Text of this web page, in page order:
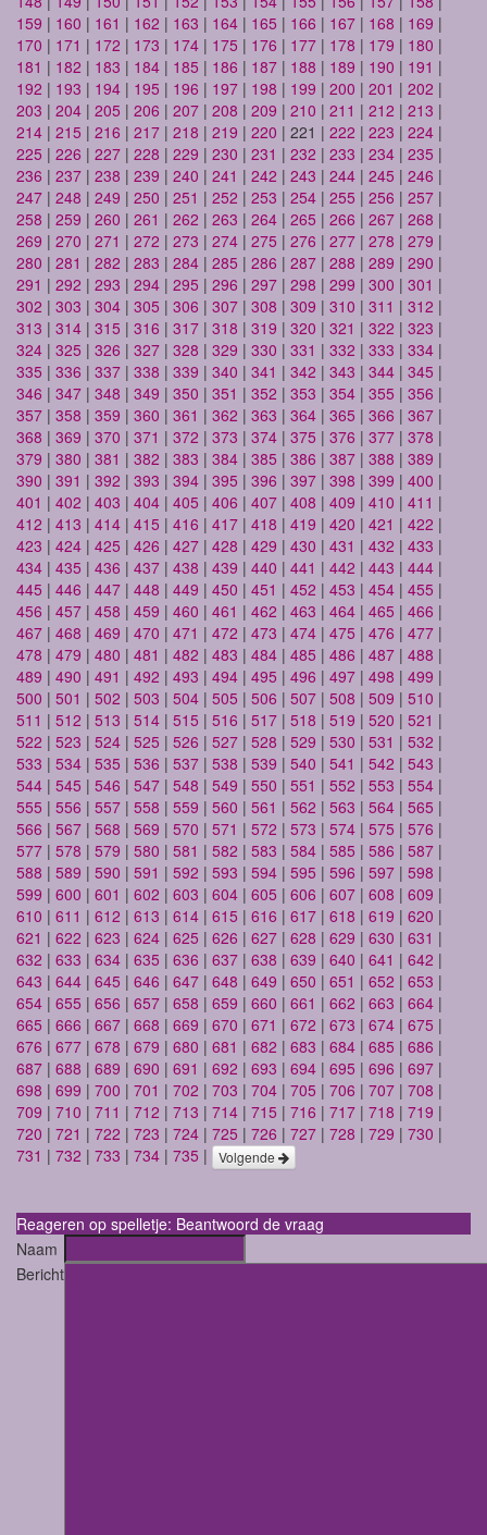
159 | 160 | 161 | 162 | 163 | 164 | 165 | 166 | 167 | 168 | 169 |
170 | 171 | 172 | 173 | 174 | 175 | 176 | 177 | 178 | 179 | 180 |
181 | 182 | 183 | 184 | 185 | 186 | 187 | 188 | 189 | 190 | 191 |
192 | 193 | 194 | 195 | 196 | 197 | 198 | 199 | 200 | 201 | 202 |
203 | 204 | 205 | 206 | 207 | 208 | 209 | 210 | 211 | 212 | 213 |
214 | 215 | 216 | 217 | 218 | 219 | 220 | 221 | 222 | 223 | 224 |
225 | 226 | 227 | 228 | 229 | 230 | 231 | 232 | 233 | 234 | 235 |
236 | 237 | 238 | 239 | 240 | 241 | 242 | 243 | 244 | 245 | 246 |
247 | 248 | 249 | 250 | 251 | 252 | 253 | 254 | 255 | 256 | 257 |
258 | 259 | 260 | 261 | 262 | 263 | 264 | 265 | 266 | 267 | 268 |
269 | 270 | 271 | 272 | 273 | 274 | 275 | 276 | 277 | 278 | 279 |
280 | 281 | 282 | 283 | 284 | 285 | 286 | 287 | 288 | 289 | 290 |
291 | 292 | 293 | 294 | 295 | 296 | 297 | 298 | 299 | 300 | 301 |
302 | 303 | 304 | 305 | 306 | 307 | 308 | 309 | 310 | 311 | 312 |
313 | 314 | 315 | 316 | 317 | 318 | 319 | 320 | 321 | 322 | 323 |
324 | 325 | 326 | 327 | 328 | 329 | 330 | 331 | 332 | 333 | 334 |
335 | 336 | 337 | 338 | 339 | 340 | 341 | 342 | 343 | 344 | 345 |
346 | 347 | 348 | 349 | 350 | 351 | 352 | 353 | 354 | 355 | 356 |
357 | 358 | 359 | 360 | 361 | 362 | 363 | 364 | 365 | 366 | 367 |
368 | 369 | 370 | 371 | 372 | 373 | 374 | 375 | 376 | 377 | 378 |
379 | 380 | 381 | 382 | 383 | 384 | 385 | 386 | 387 | 388 | 389 |
390 | 391 | 392 | 393 | 394 | 395 | 396 | 397 | 398 | 399 | 400 |
401 | 402 | 403 | 404 | 405 | 406 | 407 | 408 | 409 | 410 | 411 |
412 | 413 | 414 | 415 | 416 | 417 | 418 | 419 | 420 | 421 | 422 |
423 | 424 | 425 | 426 | 427 | 428 | 429 | 430 | 431 | 432 | 433 |
434 | 435 | 436 | 437 | 438 | 439 | 440 | 441 | 442 | 443 | 444 |
445 | 446 | 447 | 448 | 449 | 450 | 451 | 452 | 453 | 454 | 455 |
456 | 457 | 458 | 459 | 460 | 461 | 462 | 463 | 464 | 465 | 466 |
467 | 468 | 469 | 470 | 471 | 472 | 473 | 474 | 475 | 476 | 477 |
478 | 479 | 480 | 481 | 482 | 483 | 484 | 485 | 486 | 487 | 488 |
489 | 490 | 491 | 492 | 493 | 494 | 495 | 496 | 497 | 498 | 499 |
500 | 501 | 502 | 503 | 504 | 505 | 506 | 507 | 508 | 509 | 510 |
511 | 512 | 513 | 514 | 515 | 516 | 517 | 518 | 519 | 520 | 521 |
522 | 523 | 524 | 525 | 526 | 527 | 528 | 529 | 530 | 531 | 532 |
533 | 534 | 535 | 536 | 537 | 538 | 539 | 540 | 541 | 542 | 543 |
544 | 545 | 546 | 547 | 548 | 549 | 550 | 551 | 552 | 553 | 554 |
555 | 556 | 557 | 558 | 559 | 560 | 561 | 562 | 563 | 564 | 565 |
566 | 567 | 568 | 569 | 570 | 571 | 572 | 573 | 574 | 575 | 576 |
577 | 578 | 579 | 580 | 581 | 582 | 583 | 584 | 585 | 586 | 587 |
588 | 589 | 590 | 591 | 592 | 593 | 594 | 595 | 596 | 597 | 598 |
599 | 600 | 601 | 602 | 603 | 604 | 605 | 606 | 607 | 608 | 609 |
610 | 611 | 612 | 613 | 614 | 615 | 616 | 617 | 618 | 619 | 620 |
621 | 622 | 623 | 624 | 625 | 626 | 627 | 628 | 629 | 630 | 631 |
632 | 633 | 634 | 635 | 636 | 637 | 638 | 639 | 640 | 641 | 642 |
643 | 644 | 645 | 646 | 647 | 648 | 649 | 650 | 651 | 652 | 653 |
654 | 655 | 656 | 657 | 658 | 659 | 660 | 661 | 662 | 663 | 664 |
665 | 666 | 667 | 668 | 669 | 670 | 671 | 672 | 673 | 674 | 675 |
676 | 677 | 678 | 679 | 680 | 681 | 682 | 683 | 684 | 685 | 686 |
687 | 688 | 689 | 690 | 691 | 692 | 693 | 694 | 695 | 696 | 697 |
698 | 699 | 700 | 701 | 702 | 703 | 704 | 705 | 706 | 707 | 708 |
709 | 710 | 711 | 712 | 713 | 714 | 715 | 716 | 717 | 718 | 719 |
720 | 721 | 722 | 723 | 724 | 725 | 726 | 727 | 728 | 729 | 730 |
731 | 732 | 733 | 734 | 735 | Volgende
Reageren op spelletje: Beantwoord de vraag
Naam
Bericht